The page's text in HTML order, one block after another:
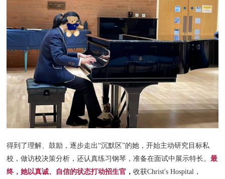
得到了理解、鼓励，逐步走出“沉默区”的她，开始主动研究目标私
校，做访校决策分析，还认真练习钢琴，准备在面试中展示特长。最
终，她以真诚、自信的状态打动招生官 ，收获Christ's Hospital，